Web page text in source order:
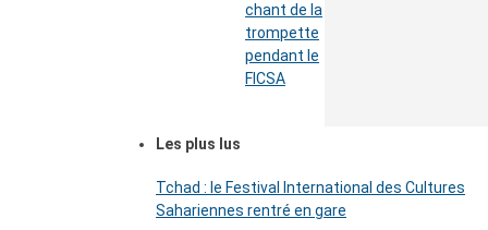
chant de la
trompette
pendant le
FICSA
Les plus lus
Tchad : le Festival International des Cultures
Sahariennes rentré en gare